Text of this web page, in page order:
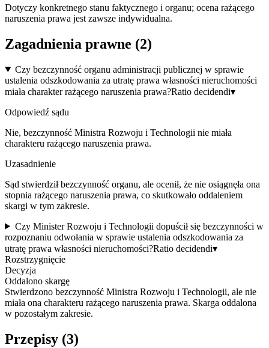
Dotyczy konkretnego stanu faktycznego i organu; ocena rażącego
naruszenia prawa jest zawsze indywidualna.
Zagadnienia prawne (2)
Czy bezczynność organu administracji publicznej w sprawie
ustalenia odszkodowania za utratę prawa własności nieruchomości
miała charakter rażącego naruszenia prawa?Ratio decidendi▾
Odpowiedź sądu
Nie, bezczynność Ministra Rozwoju i Technologii nie miała
charakteru rażącego naruszenia prawa.
Uzasadnienie
Sąd stwierdził bezczynność organu, ale ocenił, że nie osiągnęła ona
stopnia rażącego naruszenia prawa, co skutkowało oddaleniem
skargi w tym zakresie.
Czy Minister Rozwoju i Technologii dopuścił się bezczynności w
rozpoznaniu odwołania w sprawie ustalenia odszkodowania za
utratę prawa własności nieruchomości?Ratio decidendi▾
Rozstrzygnięcie
Decyzja
Oddalono skargę
Stwierdzono bezczynność Ministra Rozwoju i Technologii, ale nie
miała ona charakteru rażącego naruszenia prawa. Skarga oddalona
w pozostałym zakresie.
Przepisy (3)